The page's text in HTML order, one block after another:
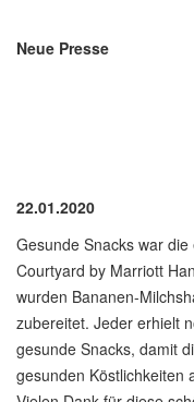
Neue Presse
22.01.2020
Gesunde Snacks war
Courtyard by Marriott
wurden Bananen-
zubereitet. Jeder erhielt
gesunde Snacks, damit
gesunden Köstlichkeiten